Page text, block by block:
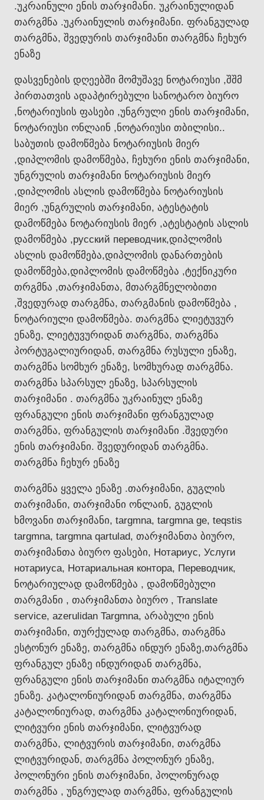
.უკრაინული ენის თარჯიმანი. უკრაინულიდან
თარგმნა .უკრაინულის თარჯიმანი. ფრანგულად
თარგმნა, შვედურის თარჯიმანი თარგმნა ჩეხურ
ენაზე
დასვენების დღეებში მომუშავე ნოტარიუსი ,შშმ
პირთათვის ადაპტირებული სანოტარო ბიურო
,ნოტარიუსის ფასები ,უნგრული ენის თარჯიმანი,
ნოტარიუსი ონლაინ ,ნოტარიუსი თბილისი..
საბუთის დამოწმება ნოტარიუსის მიერ
,დიპლომის დამოწმება, ჩეხური ენის თარჯიმანი,
უნგრულის თარჯიმანი ნოტარიუსის მიერ
,დიპლომის ასლის დამოწმება ნოტარიუსის
მიერ ,უნგრულის თარჯიმანი, ატესტატის
დამოწმება ნოტარიუსის მიერ ,ატესტატის ასლის
დამოწმება ,русский переводчик,დიპლომის
ასლის დამოწმება,დიპლომის დანართების
დამოწმება,დიპლომის დამოწმება ,ტექნიკური
თრგმნა ,თარჯიმანთა, მთარგმნელობითი
,შვედურად თარგმნა, თარგმანის დამოწმება ,
ნოტარიული დამოწმება. თარგმნა ლიეტუვურ
ენაზე, ლიეტუვურიდან თარგმნა, თარგმნა
პორტუგალიურიდან, თარგმნა რუსული ენაზე,
თარგმნა სომხურ ენაზე, სომხურად თარგმნა.
თარგმნა სპარსულ ენაზე, სპარსულის
თარჯიმანი . თარგმნა უკრაინულ ენაზე
ფრანგული ენის თარჯიმანი ფრანგულად
თარგმნა, ფრანგულის თარჯიმანი .შვედური
ენის თარჯიმანი. შვედურიდან თარგმნა.
თარგმნა ჩეხურ ენაზე
თარგმნა ყველა ენაზე .თარჯიმანი, გუგლის
თარჯიმანი, თარჯიმანი ონლაინ, გუგლის
ხმოვანი თარჯიმანი, targmna, targmna ge, teqstis
targmna, targmna qartulad, თარჯიმანთა ბიურო,
თარჯიმანთა ბიურო ფასები, Нотариус, Услуги
нотариуса, Нотариальная контора, Переводчик,
ნოტარიულად დამოწმება , დამოწმებული
თარგმანი , თარჯიმანთა ბიურო , Translate
service, azerulidan Targmna, არაბული ენის
თარჯიმანი, თურქულად თარგმნა, თარგმნა
ესტონურ ენაზე, თარგმნა ინდურ ენაზე,თარგმნა
ფრანგულ ენაზე ინდურიდან თარგმნა,
ფრანგული ენის თარჯიმანი თარგმნა იტალიურ
ენაზე. კატალონიურიდან თარგმნა, თარგმნა
კატალონიურად, თარგმნა კატალონიურიდან,
ლიტვური ენის თარჯიმანი, ლიტვურად
თარგმნა, ლიტვურის თარჯიმანი, თარგმნა
ლიტვურიდან, თარგმნა პოლონურ ენაზე,
პოლონური ენის თარჯიმანი, პოლონურად
თარგმნა , უნგრულად თარგმნა, ფრანგულის